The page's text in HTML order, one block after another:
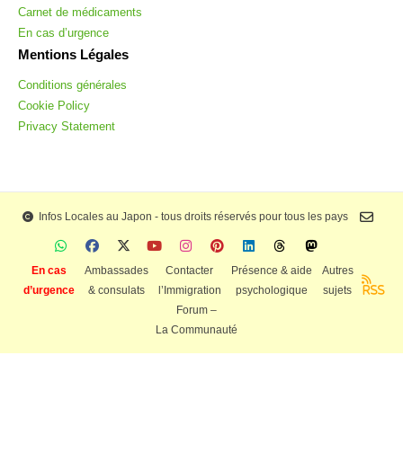
Carnet de médicaments
En cas d’urgence
Mentions Légales
Conditions générales
Cookie Policy
Privacy Statement
Infos Locales au Japon - tous droits réservés pour tous les pays
En cas
d’urgence
Ambassades
& consulats
Contacter
l’Immigration
Présence & aide
psychologique
Autres
sujets
RSS
Forum –
La Communauté